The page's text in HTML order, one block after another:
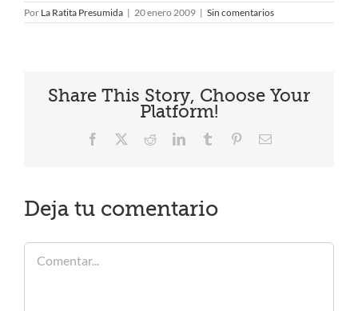
Por La Ratita Presumida | 20 enero 2009 | Sin comentarios
Share This Story, Choose Your
Platform!
Facebook RedditLinkedInTumblr PinterestCorreo
Deja tu comentario
Comentar